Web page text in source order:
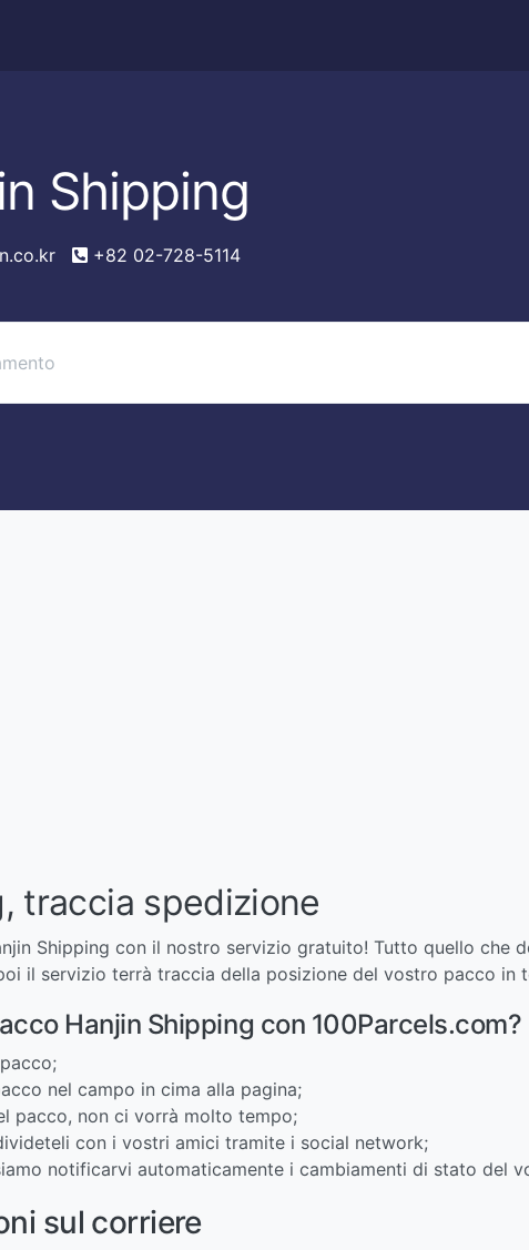
Shipping
+82 02-728-5114
traccia spedizione
Shipping con il nostro servizio gratuito! Tutto quello che
il servizio terrà traccia della posizione del vostro pacco in
Hanjin Shipping con 100Parcels.com?
nel campo in cima alla pagina;
pacco, non ci vorrà molto tempo;
con i vostri amici tramite i social network;
notificarvi automaticamente i cambiamenti di stato del
sul corriere